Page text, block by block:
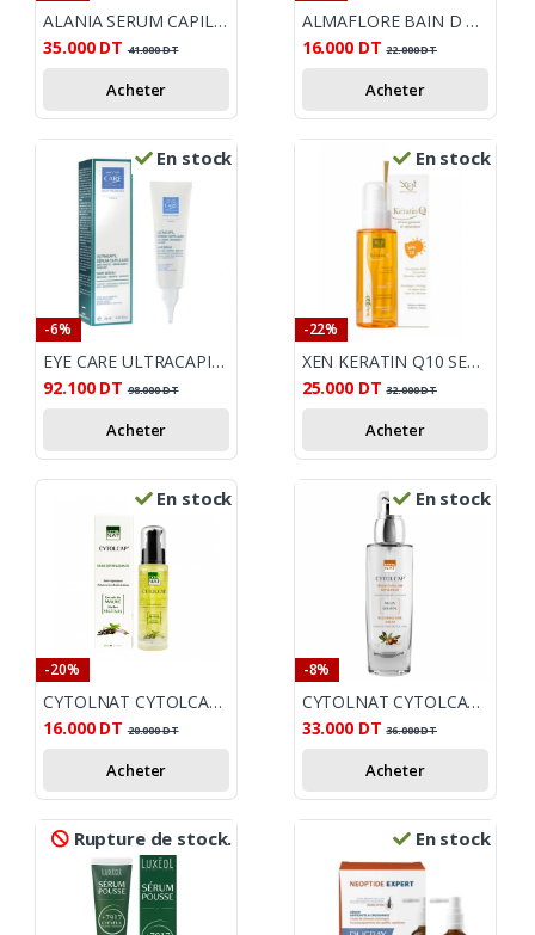
ALANIA SERUM CAPILAIRE REPARATEUR PRODIGE 50ML
35.000 DT 41.000DT
Acheter
ALMAFLORE BAIN D HUILE POUR CHEVEUX
16.000 DT 22.000DT
Acheter
En stock
-6%
EYE CARE ULTRACAPIL SERUM CAPILLAIRE 75ML
92.100 DT 98.000DT
Acheter
En stock
-22%
XEN KERATIN Q10 SERUM SPF30, 100G
25.000 DT 32.000DT
Acheter
En stock
-20%
CYTOLNAT CYTOLCAP HUILE REVITALISANTE 50ML
16.000 DT 20.000DT
Acheter
En stock
-8%
CYTOLNAT CYTOLCAP SERUM CAPILLAIRE REPARATEUR 50ML
33.000 DT 36.000DT
Acheter
Rupture de stock. En stock